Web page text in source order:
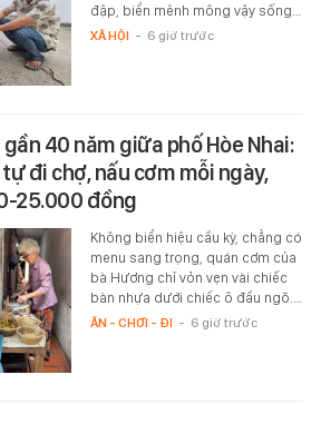
đập, biển mênh mông vậy sống…
XÃ HỘI - 6 giờ trước
40 năm giữa phố Hòe Nhai:
đi chợ, nấu cơm mỗi ngày,
25.000 đồng
Không biển hiệu cầu kỳ, chẳng có
menu sang trọng, quán cơm của
bà Hương chỉ vỏn vẹn vài chiếc
bàn nhựa dưới chiếc ô đầu ngõ.…
ĂN - CHƠI - ĐI - 6 giờ trước